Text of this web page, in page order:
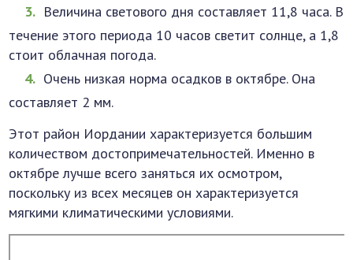
Величина светового дня составляет 11,8 часа. В
течение этого периода 10 часов светит солнце, а 1,8
стоит облачная погода.
Очень низкая норма осадков в октябре. Она
составляет 2 мм.
Этот район Иордании характеризуется большим
количеством достопримечательностей. Именно в
октябре лучше всего заняться их осмотром,
поскольку из всех месяцев он характеризуется
мягкими климатическими условиями.